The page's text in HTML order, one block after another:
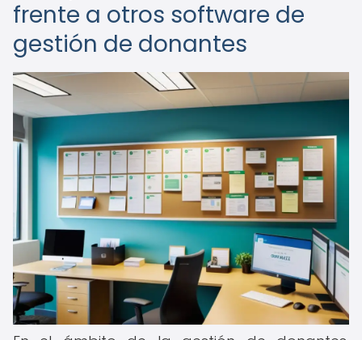
frente a otros software de
gestión de donantes